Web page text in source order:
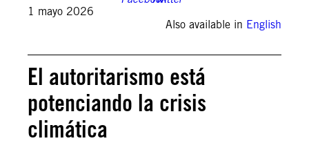
1 mayo 2026
Also available in English
El autoritarismo está
potenciando la crisis
climática